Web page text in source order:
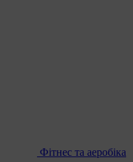
Фітнес та аеробіка